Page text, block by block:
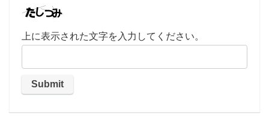
上に表示された文字を入力してください。